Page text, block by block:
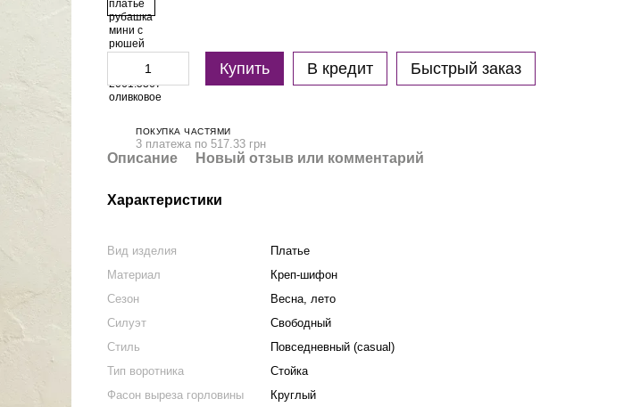
Купить В кредит Быстрый заказ
ПОКУПКА ЧАСТЯМИ
3 платежа по 517.33 грн
Описание Новый отзыв или комментарий
Характеристики
Вид изделия
Платье
Материал
Креп-шифон
Сезон
Весна, лето
Силуэт
Свободный
Стиль
Повседневный (casual)
Тип воротника
Стойка
Фасон выреза горловины
Круглый